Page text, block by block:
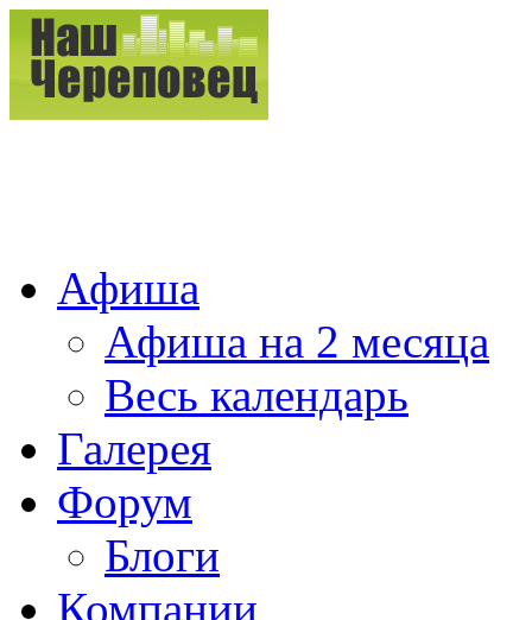
Афиша
Афиша на 2 месяца
Весь календарь
Галерея
Форум
Блоги
Компании